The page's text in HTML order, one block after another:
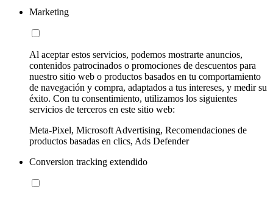
Marketing
Al aceptar estos servicios, podemos mostrarte anuncios,
contenidos patrocinados o promociones de descuentos para
nuestro sitio web o productos basados en tu comportamiento
de navegación y compra, adaptados a tus intereses, y medir su
éxito. Con tu consentimiento, utilizamos los siguientes
servicios de terceros en este sitio web:
Meta-Pixel, Microsoft Advertising, Recomendaciones de
productos basadas en clics, Ads Defender
Conversion tracking extendido